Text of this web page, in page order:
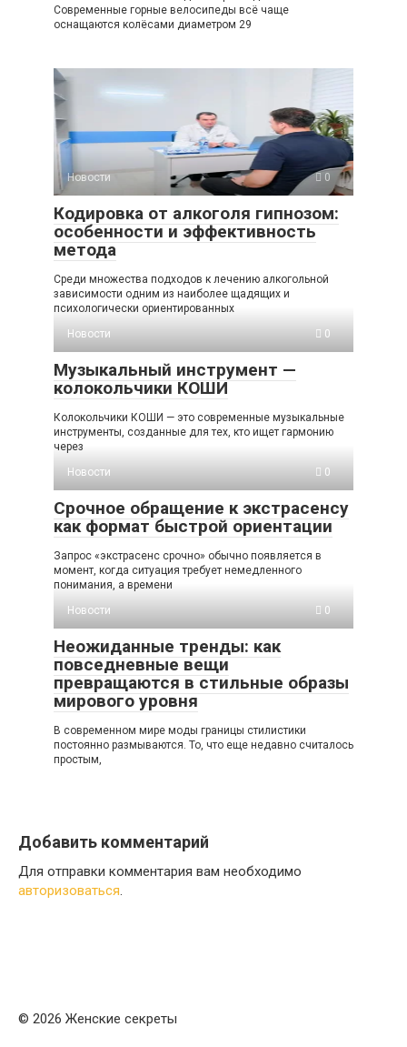
Современные горные велосипеды всё чаще
оснащаются колёсами диаметром 29
Новости 0
Кодировка от алкоголя гипнозом:
особенности и эффективность
метода
Среди множества подходов к лечению алкогольной
зависимости одним из наиболее щадящих и
психологически ориентированных
Новости
0
Музыкальный инструмент —
колокольчики КОШИ
Колокольчики КОШИ — это современные музыкальные
инструменты, созданные для тех, кто ищет гармонию
через
Новости
0
Срочное обращение к экстрасенсу
как формат быстрой ориентации
Запрос «экстрасенс срочно» обычно появляется в
момент, когда ситуация требует немедленного
понимания, а времени
Новости
0
Неожиданные тренды: как
повседневные вещи
превращаются в стильные образы
мирового уровня
В современном мире моды границы стилистики
постоянно размываются. То, что еще недавно считалось
простым,
Добавить комментарий
Для отправки комментария вам необходимо
авторизоваться.
© 2026 Женские секреты